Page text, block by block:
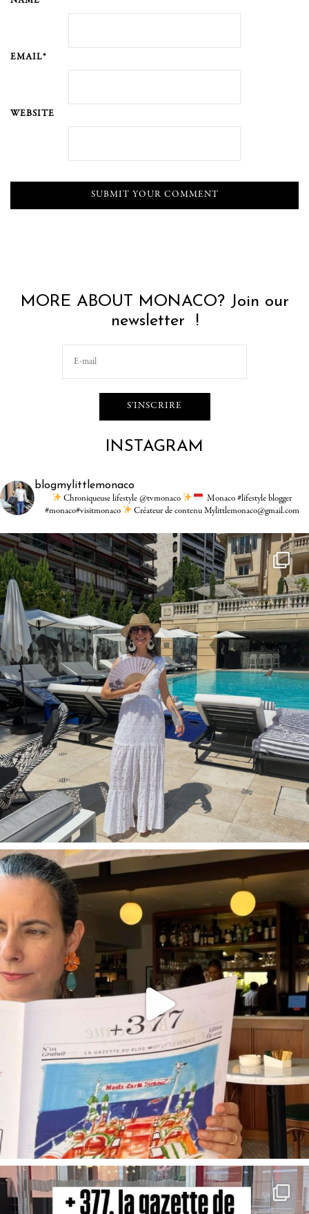
EMAIL*
WEBSITE
MORE ABOUT MONACO? Join our
newsletter !
INSTAGRAM
blogmylittlemonaco
Chroniqueuse lifestyle @tvmonaco
Monaco #lifestyle blogger
#monaco#visitmonaco
Créateur de contenu Mylittlemonaco@gmail.com